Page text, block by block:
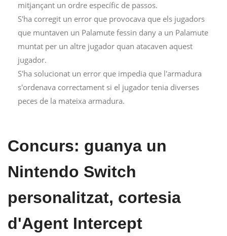
mitjançant un ordre específic de passos.
S'ha corregit un error que provocava que els jugadors
que muntaven un Palamute fessin dany a un Palamute
muntat per un altre jugador quan atacaven aquest
jugador.
S'ha solucionat un error que impedia que l'armadura
s'ordenava correctament si el jugador tenia diverses
peces de la mateixa armadura.
Concurs: guanya un
Nintendo Switch
personalitzat, cortesia
d'Agent Intercept